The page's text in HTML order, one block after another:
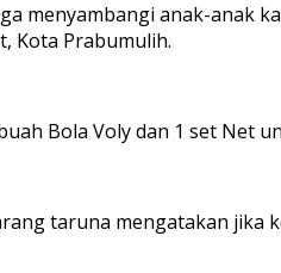
menyambangi anak-anak
Kota Prabumulih.
Bola Voly dan 1 set Net
taruna mengatakan jika